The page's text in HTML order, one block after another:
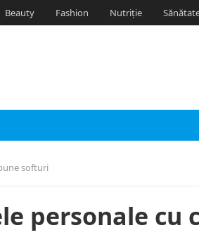
Beauty Fashion Nutriție
softuri
personale cu